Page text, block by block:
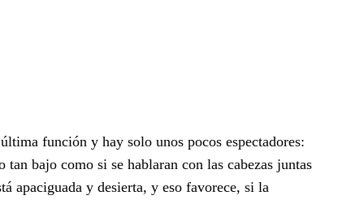
función y hay solo unos pocos espectadores:
bajo como si se hablaran con las cabezas juntas
apaciguada y desierta, y eso favorece, si la